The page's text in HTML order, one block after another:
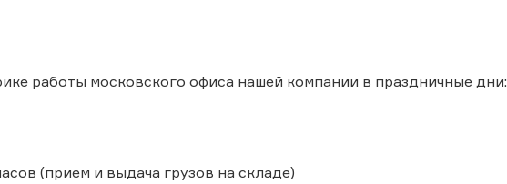
работы московского офиса нашей компании в праздничные дни:
(прием и выдача грузов на складе)